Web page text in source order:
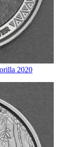
2020